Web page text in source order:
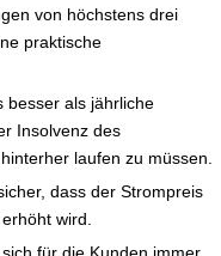
von höchstens drei
praktische
besser als jährliche
Insolvenz des
laufen zu müssen.
dass der Strompreis
wird.
für die Kunden immer